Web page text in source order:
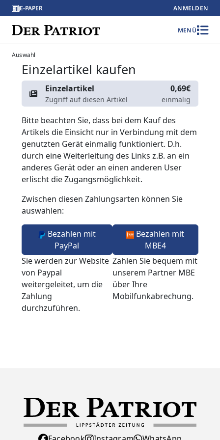
E-PAPER ANMELDEN
MENÜ
Auswahl
Einzelartikel kaufen
Einzelartikel
Zugriff auf diesen Artikel
0,69€
einmalig
Bitte beachten Sie, dass bei dem Kauf des
Artikels die Einsicht nur in Verbindung mit dem
genutzten Gerät einmalig funktioniert. D.h.
durch eine Weiterleitung des Links z.B. an ein
anderes Gerät oder an einen anderen User
erlischt die Zugangsmöglichkeit.
Zwischen diesen Zahlungsarten können Sie
auswählen:
Bezahlen mit
PayPal
Sie werden zur Website
von Paypal
weitergeleitet, um die
Zahlung
durchzuführen.
Bezahlen mit
MBE4
Zahlen Sie bequem mit
unserem Partner MBE
über Ihre
Mobilfunkabrechung.